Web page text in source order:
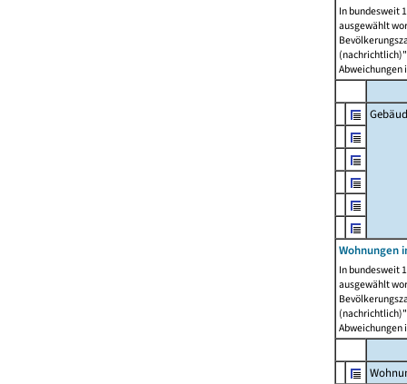
In bundesweit
ausgewählt
Abweichungen
Wohnungen
In bundesweit
ausgewählt
Abweichungen